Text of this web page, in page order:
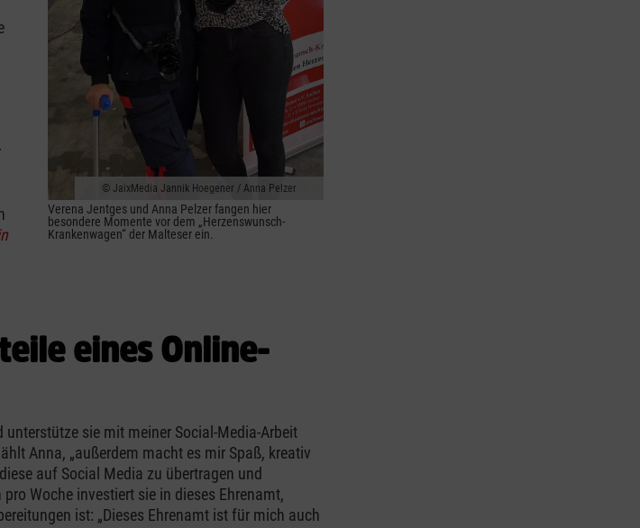
JaixMedia Jannik Hoegener / Anna Pelzer
Verena Jentges und Anna Pelzer fangen hier
besondere Momente vor dem „Herzenswunsch-
Krankenwagen“ der Malteser ein.
eines Online-
unterstütze sie mit meiner Social-Media-Arbeit
Anna, „außerdem macht es mir Spaß, kreativ
auf Social Media zu übertragen und
Woche investiert sie in dieses Ehrenamt,
ist: „Dieses Ehrenamt ist für mich auch